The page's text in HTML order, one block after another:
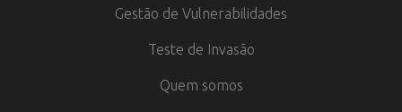
Gestão de Vulnerabilidades
Teste de Invasão
Quem somos